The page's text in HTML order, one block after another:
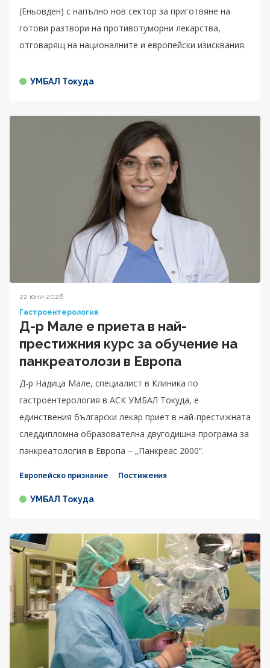
(Еньовден) с напълно нов сектор за приготвяне на
готови разтвори на противотуморни лекарства,
отговарящ на националните и европейски изисквания.
УМБАЛ Токуда
22 юни 2026
Гастроентерология
Д-р Мале е приета в най-
престижния курс за обучение на
панкреатолози в Европа
Д-р Надица Мале, специалист в Клиника по
гастроентерология в АСК УМБАЛ Токуда, е
единствения български лекар приет в най-престижната
следдипломна образователна двугодишна програма за
панкреатология в Европа – „Панкреас 2000“.
Европейско признание Постижения
УМБАЛ Токуда